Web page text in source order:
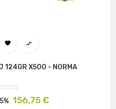
 
124GR X500 - NORMA
Prix
156,75 €